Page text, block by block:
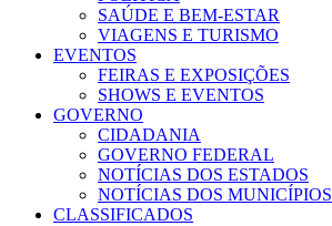
SAÚDE E BEM-ESTAR
VIAGENS E TURISMO
EVENTOS
FEIRAS E EXPOSIÇÕES
SHOWS E EVENTOS
GOVERNO
CIDADANIA
GOVERNO FEDERAL
NOTÍCIAS DOS ESTADOS
NOTÍCIAS DOS MUNICÍPIOS
CLASSIFICADOS